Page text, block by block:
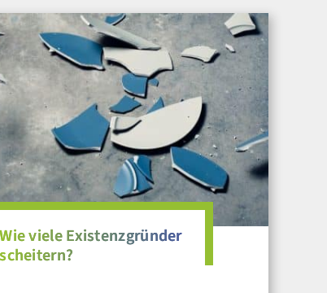
Wie viele Existenzgründer
scheitern?